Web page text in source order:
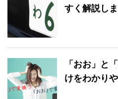
すく解説し
「おお」と
けをわかり